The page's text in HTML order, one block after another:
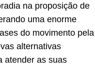
na proposição de
uma enorme
do movimento pela
alternativas
atender as suas